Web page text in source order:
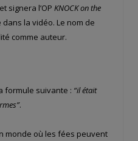
signera l’OP KNOCK on the
la vidéo. Le nom de
comme auteur.
formule suivante : “il était
.
monde où les fées peuvent